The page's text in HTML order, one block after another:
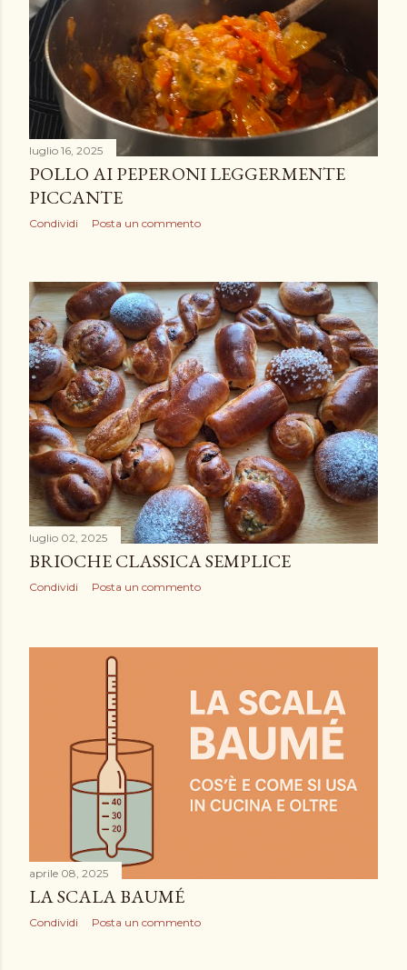
luglio 16, 2025
POLLO AI PEPERONI LEGGERMENTE
PICCANTE
Condividi Posta un commento
luglio 02, 2025
BRIOCHE CLASSICA SEMPLICE
Condividi Posta un commento
aprile 08, 2025
LA SCALA BAUMÉ
Condividi Posta un commento